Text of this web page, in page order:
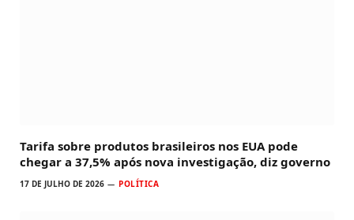
Tarifa sobre produtos brasileiros nos EUA pode
chegar a 37,5% após nova investigação, diz governo
17 DE JULHO DE 2026 POLÍTICA